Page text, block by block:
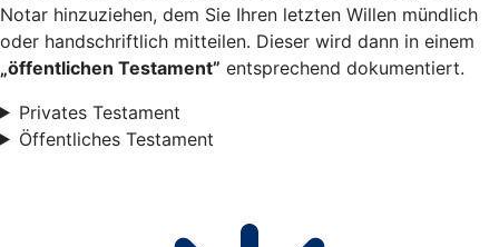
Notar hinzuziehen, dem Sie Ihren letzten Willen mündlich
oder handschriftlich mitteilen. Dieser wird dann in einem
„öffentlichen Testament” entsprechend dokumentiert.
Privates Testament
Öffentliches Testament